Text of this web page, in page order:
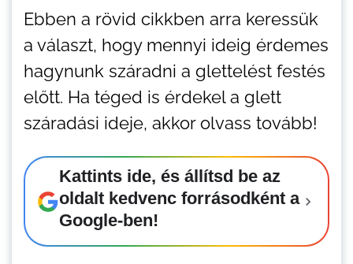
Ebben a rövid cikkben arra keressük
a választ, hogy mennyi ideig érdemes
hagynunk száradni a glettelést festés
előtt. Ha téged is érdekel a glett
száradási ideje, akkor olvass tovább!
Kattints ide, és állítsd be az
oldalt kedvenc forrásodként a
Google-ben!